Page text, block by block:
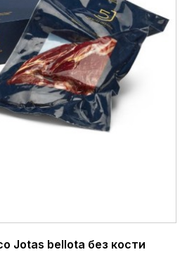
Jotas bellota без кости